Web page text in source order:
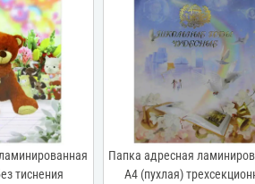
тиснения
Папка адресная
А4 (пухлая)